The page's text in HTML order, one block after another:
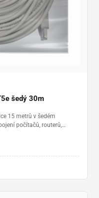
šedý 30m
15 metrů v šedém
počítačů, routerů,
do rychlosti 1 Gbit/s a je
kde je potřeba delší